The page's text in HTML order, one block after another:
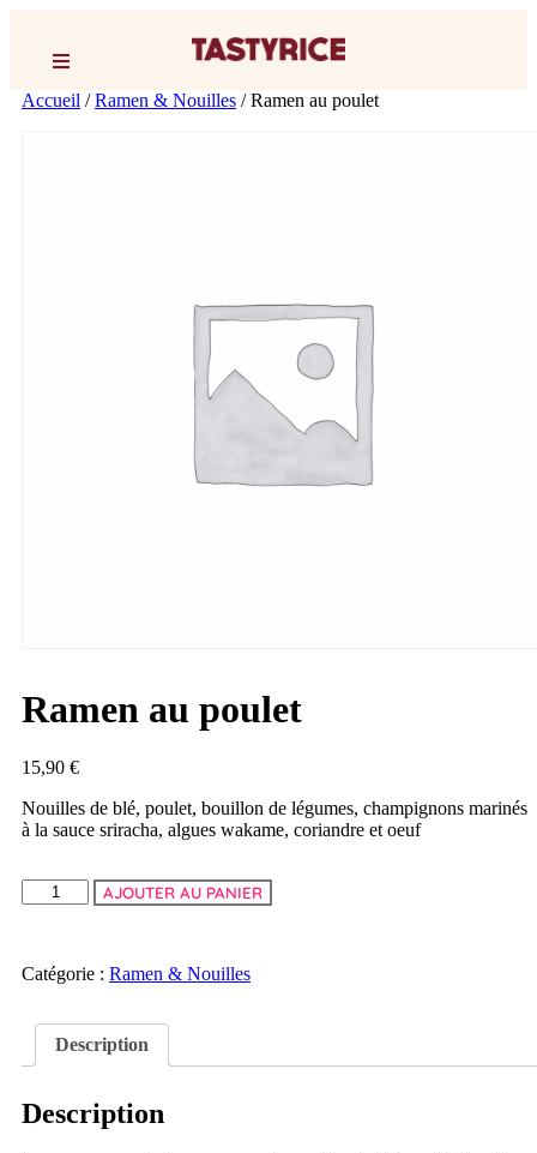
Accueil /Ramen & Nouilles / Ramen au poulet
Ramen au poulet
15,90 €
Nouilles de blé, poulet, bouillon de légumes, champignons marinés
à la sauce sriracha, algues wakame, coriandre et oeuf
AJOUTER AU PANIER
Catégorie : Ramen & Nouilles
Description
Description